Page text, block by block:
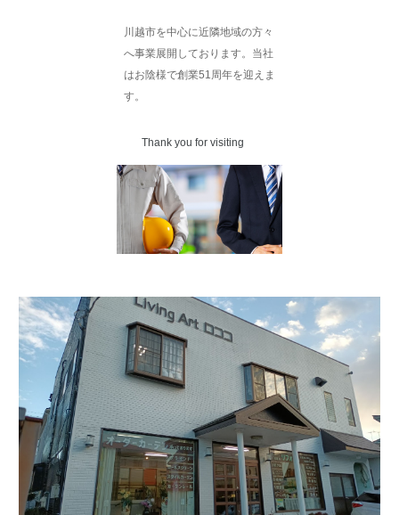
川越市を中心に近隣地域の方々
へ事業展開しております。当社
はお陰様で創業51周年を迎えま
す。
Thank you for visiting